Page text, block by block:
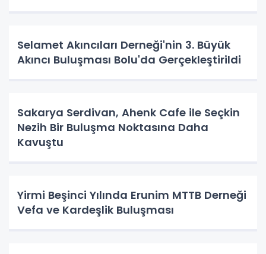
Selamet Akıncıları Derneği'nin 3. Büyük
Akıncı Buluşması Bolu'da Gerçekleştirildi
Sakarya Serdivan, Ahenk Cafe ile Seçkin
Nezih Bir Buluşma Noktasına Daha
Kavuştu
Yirmi Beşinci Yılında Erunim MTTB Derneği
Vefa ve Kardeşlik Buluşması